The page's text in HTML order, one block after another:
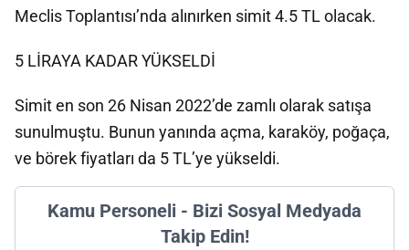
Meclis Toplantısı’nda alınırken simit 4.5 TL olacak.
5 LİRAYA KADAR YÜKSELDİ
Simit en son 26 Nisan 2022’de zamlı olarak satışa
sunulmuştu. Bunun yanında açma, karaköy, poğaça,
ve börek fiyatları da 5 TL’ye yükseldi.
Kamu Personeli - Bizi Sosyal Medyada
Takip Edin!